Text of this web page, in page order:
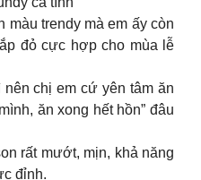
màu trendy mà em ấy còn
đỏ cực hợp cho mùa lễ
chị em cứ yên tâm ăn
ăn xong hết hồn” đâu
rất mướt, mịn, khả năng
đỉnh.